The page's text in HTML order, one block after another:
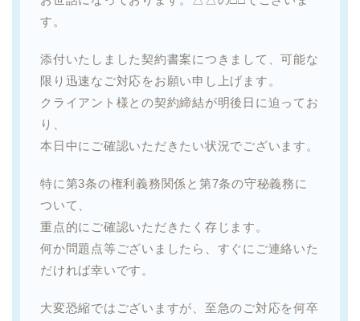
す。
添付いたしました契約書案につきまして、可能な
限り迅速なご対応をお願い申し上げます。
クライアント様との契約締結が明後日に迫ってお
り、
本日中にご確認いただきたい状況でございます。
特に第3条の権利義務関係と第7条の守秘義務に
ついて、
重点的にご確認いただきたく存じます。
何か問題点等ございましたら、すぐにご連絡いた
だければ幸いです。
大変恐縮ではございますが、至急のご対応を何卒